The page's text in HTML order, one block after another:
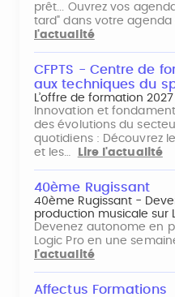
prêt... Ouvrez vos
tard" dans votre
l'actualité
CFPTS - Centre de
aux techniques du
L’offre de formation
Innovation et
des évolutions du
quotidiens : Découvrez
et les…
Lire l'actualité
40ème Rugissant
40ème Rugissant -
production musicale sur
Devenez autonome en
Logic Pro en une
l'actualité
Affectus Formations